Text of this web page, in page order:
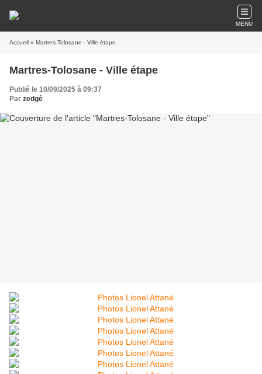
MENU
Accueil » Martres-Tolosane - Ville étape
Martres-Tolosane - Ville étape
Publié le 10/09/2025 à 09:37
Par zedgé